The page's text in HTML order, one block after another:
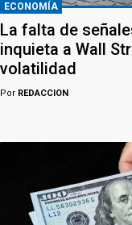
ECONOMÍA
La falta de
inquieta a Wall
volatilidad
Por REDACCION